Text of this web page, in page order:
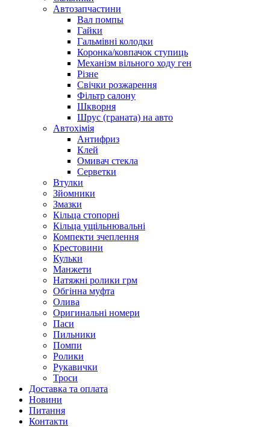
Автозапчастини
Вал помпы
Гайки
Гальмівні колодки
Коронка/ковпачок ступиць
Механізм вільного ходу ген
Різне
Свічки розжарення
Фільтр салону
Шкворня
Шрус (граната) на авто
Автохімія
Антифриз
Клей
Омивач стекла
Серветки
Втулки
Зйомники
Змазки
Кільца стопорні
Кільца ущільнювальні
Компекти зчеплення
Крестовини
Кульки
Манжети
Натяжні ролики грм
Обгінна муфта
Олива
Оригинальні номери
Паси
Пильники
Помпи
Ролики
Рукавички
Троси
Доставка та оплата
Новини
Питання
Контакти